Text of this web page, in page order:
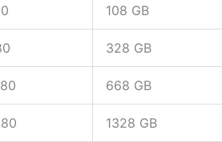
108 GB
328 GB
668 GB
1328 GB